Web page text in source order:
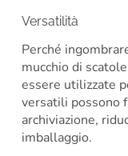
Versatilità
Perché
mucchio di
essere utilizzate
versatili possono
archiviazione,
imballaggio.